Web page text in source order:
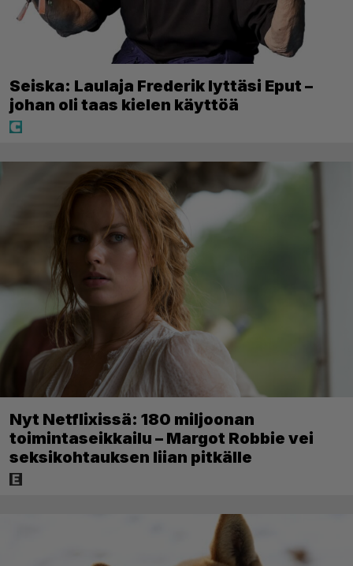
Seiska: Laulaja Frederik lyttäsi Eput –
johan oli taas kielen käyttöä
Nyt Netflixissä: 180 miljoonan
toimintaseikkailu – Margot Robbie vei
seksikohtauksen liian pitkälle